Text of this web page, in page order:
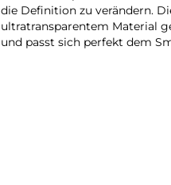
die Definition zu verändern.
ultratransparentem Material
und passt sich perfekt dem